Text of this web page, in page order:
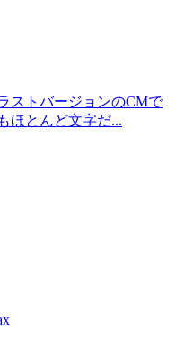
ストバージョンのCMで
ほとんど文字だ...